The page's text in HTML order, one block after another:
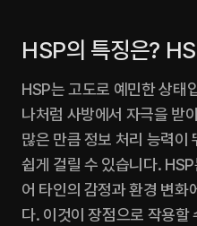
HSP의 특징은?
HSP는 고도로 예민한 상태
나처럼 사방에서 자극을 받
많은 만큼 정보 처리 능력이
쉽게 걸릴 수 있습니다.
어 타인의 감정과 환경 변화
다. 이것이 장점으로 작용할